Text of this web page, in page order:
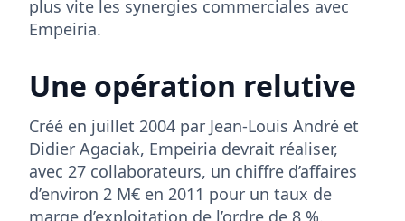
plus vite les synergies commerciales avec
Empeiria.
Une opération relutive
Créé en juillet 2004 par Jean-Louis André et
Didier Agaciak, Empeiria devrait réaliser,
avec 27 collaborateurs, un chiffre d’affaires
d’environ 2 M€ en 2011 pour un taux de
marge d’exploitation de l’ordre de 8 %.